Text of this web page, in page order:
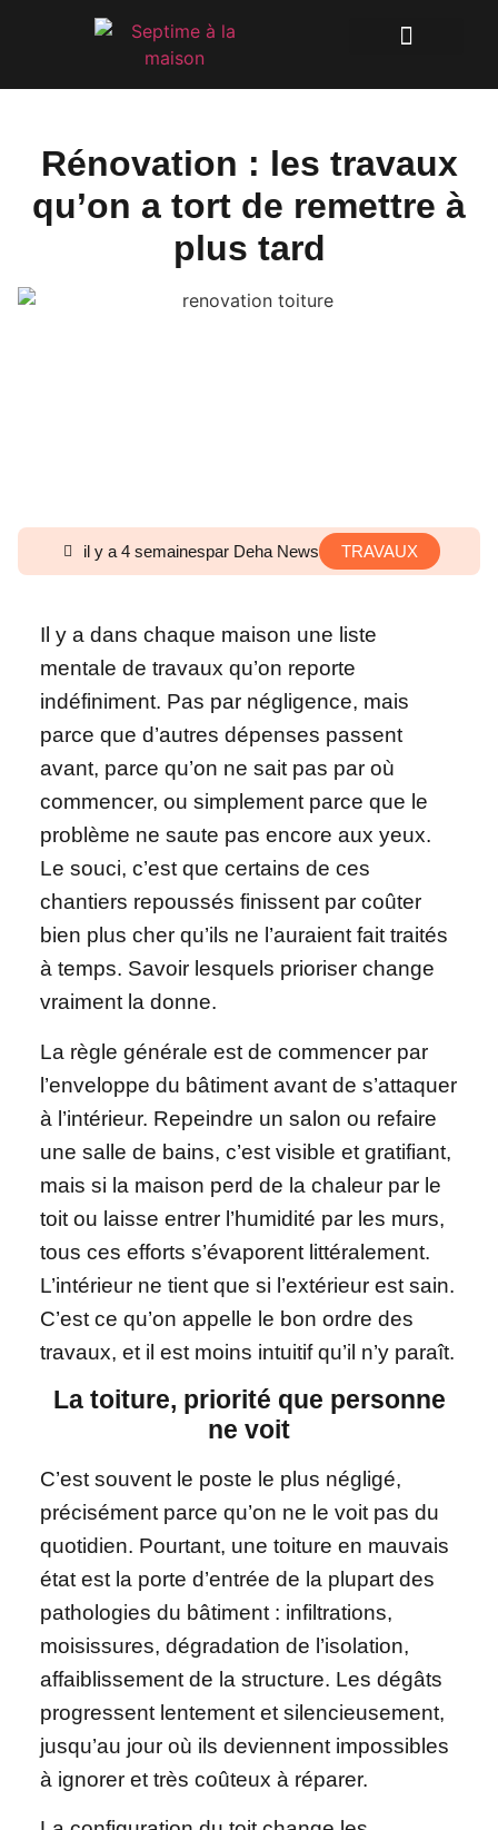
Rénovation : les travaux
qu’on a tort de remettre à
plus tard
il y a 4 semainespar Deha News TRAVAUX
Il y a dans chaque maison une liste
mentale de travaux qu’on reporte
indéfiniment. Pas par négligence, mais
parce que d’autres dépenses passent
avant, parce qu’on ne sait pas par où
commencer, ou simplement parce que le
problème ne saute pas encore aux yeux.
Le souci, c’est que certains de ces
chantiers repoussés finissent par coûter
bien plus cher qu’ils ne l’auraient fait traités
à temps. Savoir lesquels prioriser change
vraiment la donne.
La règle générale est de commencer par
l’enveloppe du bâtiment avant de s’attaquer
à l’intérieur. Repeindre un salon ou refaire
une salle de bains, c’est visible et gratifiant,
mais si la maison perd de la chaleur par le
toit ou laisse entrer l’humidité par les murs,
tous ces efforts s’évaporent littéralement.
L’intérieur ne tient que si l’extérieur est sain.
C’est ce qu’on appelle le bon ordre des
travaux, et il est moins intuitif qu’il n’y paraît.
La toiture, priorité que personne
ne voit
C’est souvent le poste le plus négligé,
précisément parce qu’on ne le voit pas du
quotidien. Pourtant, une toiture en mauvais
état est la porte d’entrée de la plupart des
pathologies du bâtiment : infiltrations,
moisissures, dégradation de l’isolation,
affaiblissement de la structure. Les dégâts
progressent lentement et silencieusement,
jusqu’au jour où ils deviennent impossibles
à ignorer et très coûteux à réparer.